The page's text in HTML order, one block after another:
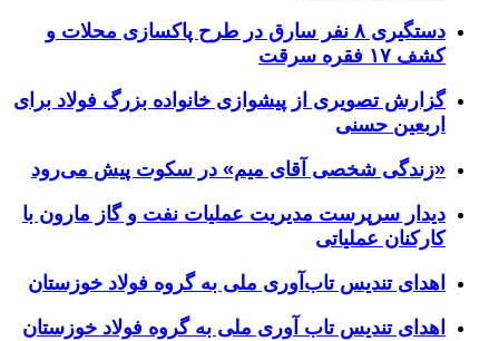
دستگیری ۸ نفر سارق در طرح پاکسازی محلات و
کشف ۱۷ فقره سرقت
گزارش تصویری از پیشوازی خانواده بزرگ فولاد برای
اربعین حسنی
«زندگی شخصی آقای میم» در سکوت پیش می‌رود
دیدار سرپرست مدیریت عملیات نفت و گاز مارون با
کارکنان عملیاتی
اهدای تندیس تاب‌آوری ملی به گروه فولاد خوزستان
اهدای تندیس تاب آوری ملی به گروه فولاد خوزستان